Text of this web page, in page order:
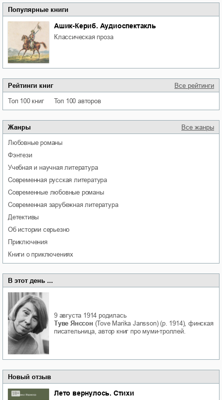
Популярные книги
Ашик-Кериб. Аудиоспектакль
классическая проза
Рейтинги книг Все рейтинги
Топ 100 книг Топ 100 авторов
Жанры Все жанры
любовные романы
фэнтези
учебная и научная литература
современная русская литература
современные любовные романы
современная зарубежная литература
детективы
об истории серьезно
приключения
книги о приключениях
В этот день ...
9 августа 1914 родилась
Туве Янссон (Tove Marika Jansson) (р. 1914), финская
писательница, автор книг про муми-троллей.
Новый отзыв
Лето вернулось. Стихи